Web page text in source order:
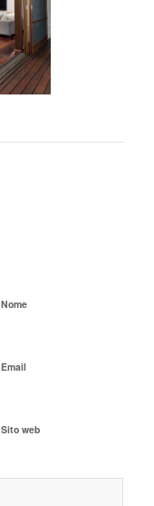
Nome
Email
Sito web